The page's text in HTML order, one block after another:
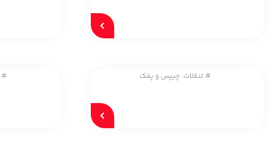
# تنقلات، چیپس و پفک #